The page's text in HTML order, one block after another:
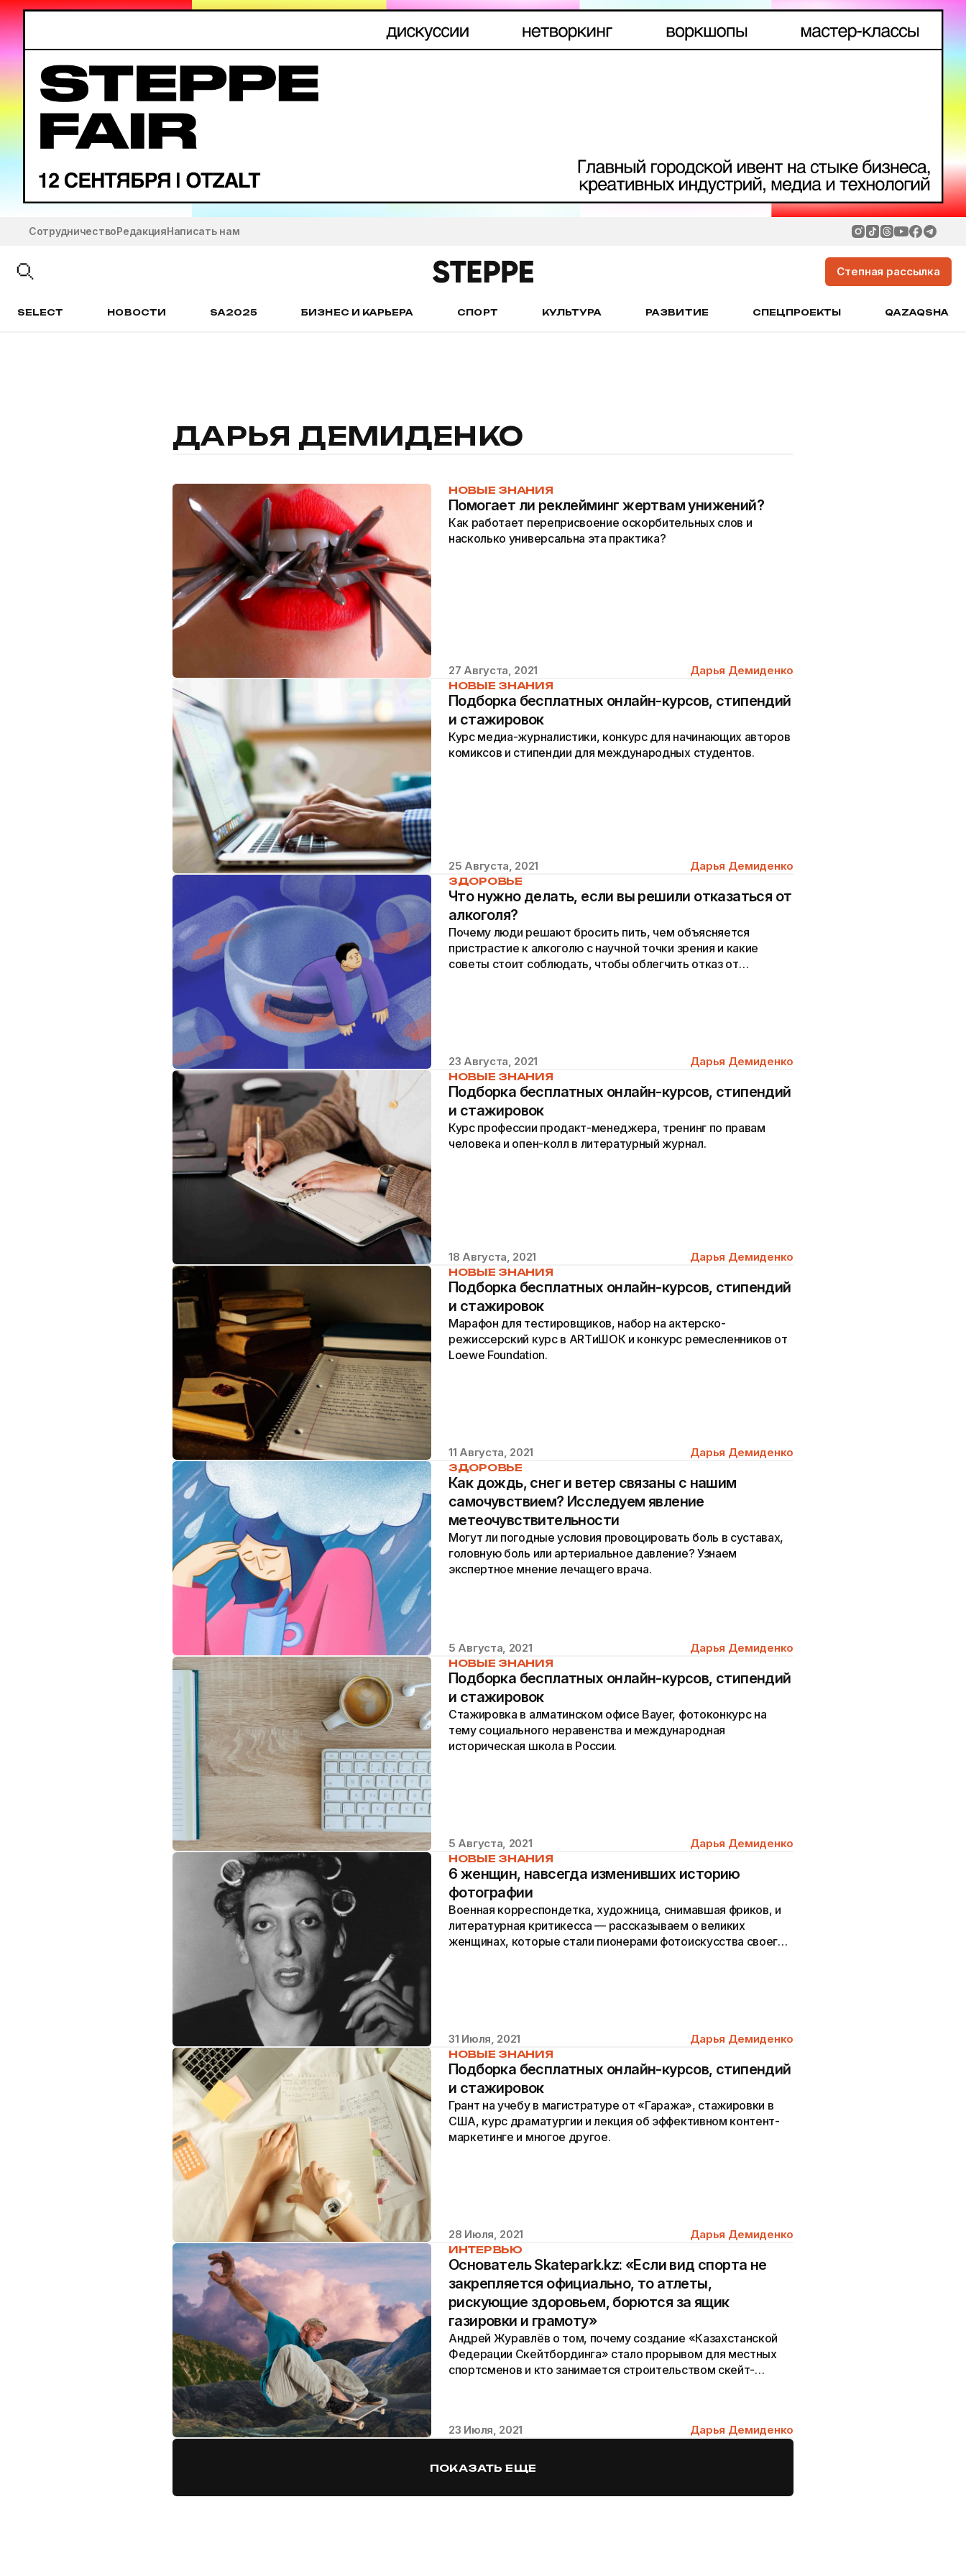
СотрудничествоРедакцияНаписать нам
Степная рассылка
SELECT НОВОСТИ SA2025 БИЗНЕС И КАРЬЕРА СПОРТ КУЛЬТУРА РАЗВИТИЕ СПЕЦПРОЕКТЫ QAZAQSHA
ДАРЬЯ ДЕМИДЕНКО
НОВЫЕ ЗНАНИЯ
Помогает ли реклейминг жертвам унижений?
Как работает переприсвоение оскорбительных слов и
насколько универсальна эта практика?
27 Августа, 2021 Дарья Демиденко
НОВЫЕ ЗНАНИЯ
Подборка бесплатных онлайн-курсов, стипендий
и стажировок
Курс медиа-журналистики, конкурс для начинающих авторов
комиксов и стипендии для международных студентов.
25 Августа, 2021 Дарья Демиденко
ЗДОРОВЬЕ
Что нужно делать, если вы решили отказаться от
алкоголя?
Почему люди решают бросить пить, чем объясняется
пристрастие к алкоголю с научной точки зрения и какие
советы стоит соблюдать, чтобы облегчить отказ от
23 Августа, 2021 Дарья Демиденко
НОВЫЕ ЗНАНИЯ
Подборка бесплатных онлайн-курсов, стипендий
и стажировок
Курс профессии продакт-менеджера, тренинг по правам
человека и опен-колл в литературный журнал.
18 Августа, 2021 Дарья Демиденко
НОВЫЕ ЗНАНИЯ
Подборка бесплатных онлайн-курсов, стипендий
и стажировок
Марафон для тестировщиков, набор на актерско-
режиссерский курс в ARTиШОК и конкурс ремесленников от
Loewe Foundation.
11 Августа, 2021 Дарья Демиденко
ЗДОРОВЬЕ
Как дождь, снег и ветер связаны с нашим
самочувствием? Исследуем явление
метеочувствительности
Могут ли погодные условия провоцировать боль в суставах,
головную боль или артериальное давление? Узнаем
экспертное мнение лечащего врача.
5 Августа, 2021 Дарья Демиденко
НОВЫЕ ЗНАНИЯ
Подборка бесплатных онлайн-курсов, стипендий
и стажировок
Стажировка в алматинском офисе Bayer, фотоконкурс на
тему социального неравенства и международная
историческая школа в России.
5 Августа, 2021 Дарья Демиденко
НОВЫЕ ЗНАНИЯ
6 женщин, навсегда изменивших историю
фотографии
Военная корреспондетка, художница, снимавшая фриков, и
литературная критикесса — рассказываем о великих
женщинах, которые стали пионерами фотоискусства своего
31 Июля, 2021 Дарья Демиденко
НОВЫЕ ЗНАНИЯ
Подборка бесплатных онлайн-курсов, стипендий
и стажировок
Грант на учебу в магистратуре от «Гаража», стажировки в
США, курс драматургии и лекция об эффективном контент-
маркетинге и многое другое.
28 Июля, 2021 Дарья Демиденко
ИНТЕРВЬЮ
Основатель Skatepark.kz: «Если вид спорта не
закрепляется официально, то атлеты,
рискующие здоровьем, борются за ящик
газировки и грамоту»
Андрей Журавлёв о том, почему создание «Казахстанской
Федерации Скейтбординга» стало прорывом для местных
спортсменов и кто занимается строительством скейт-
23 Июля, 2021 Дарья Демиденко
ПОКАЗАТЬ ЕЩЕ